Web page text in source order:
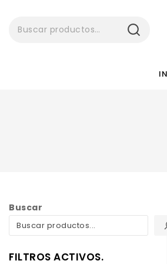
BUSCAR
Buscar
FILTROS ACTIVOS.